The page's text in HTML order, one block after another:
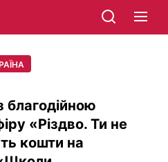
благодійною
«Різдво. Ти не
кошти на